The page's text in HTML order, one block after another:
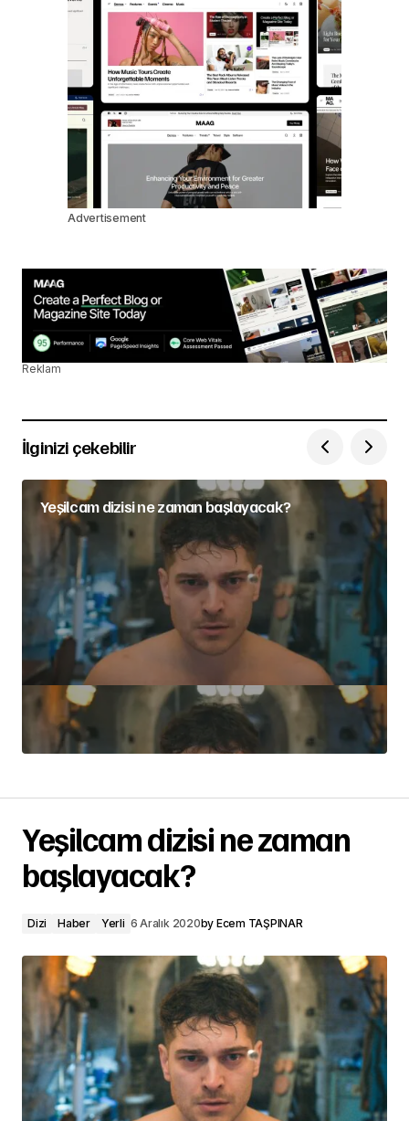
Advertisement
Reklam
İlginizi çekebilir
Yeşilcam dizisi ne zaman başlayacak?
Yeşilcam dizisi ne zaman
başlayacak?
Dizi Haber Yerli 6 Aralık 2020by Ecem TAŞPINAR